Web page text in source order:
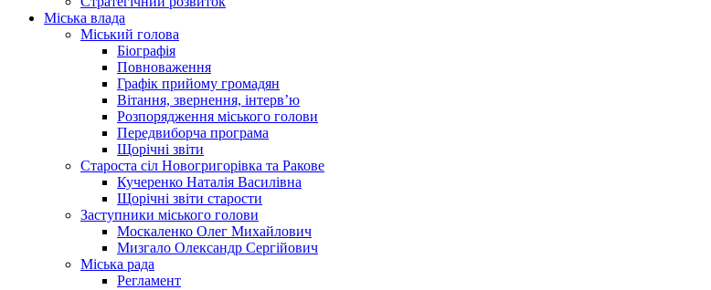
Міська влада
Міський голова
Біографія
Повноваження
Графік прийому громадян
Вітання, звернення, інтерв’ю
Розпорядження міського голови
Передвиборча програма
Щорічні звіти
Староста сіл Новогригорівка та Ракове
Кучеренко Наталія Василівна
Щорічні звіти старости
Заступники міського голови
Москаленко Олег Михайлович
Мизгало Олександр Сергійович
Міська рада
Регламент